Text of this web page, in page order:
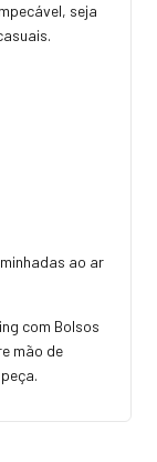
seja
ao ar
com Bolsos
mão de